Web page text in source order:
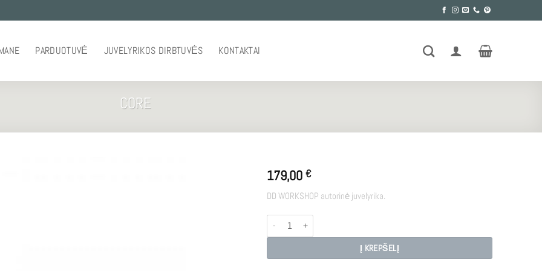
PARDUOTUVĖ JUVELYRIKOS DIRBTUVĖS KONTAKTAI
CORE
179,00 €
DD WORKSHOP autorinė juvelyrika.
produkto kiekis: CORE
Į KREPŠELĮ